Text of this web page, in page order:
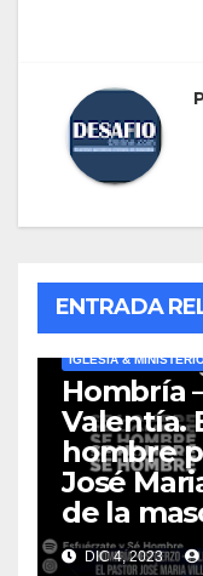
ENTRADA
IGLESIA &
Hombría
Valentía.
hombre
José
de la
DIC 4, 2023